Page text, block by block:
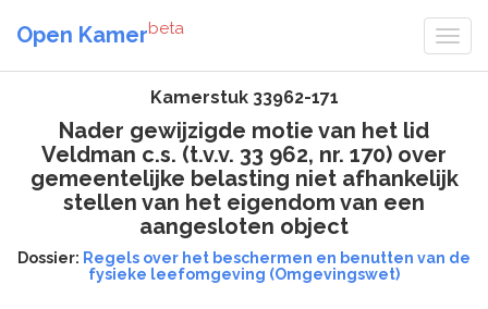
Open Kamerbeta
Kamerstuk 33962-171
Nader gewijzigde motie van het lid
Veldman c.s. (t.v.v. 33 962, nr. 170) over
gemeentelijke belasting niet afhankelijk
stellen van het eigendom van een
aangesloten object
Dossier: Regels over het beschermen en benutten van de
fysieke leefomgeving (Omgevingswet)